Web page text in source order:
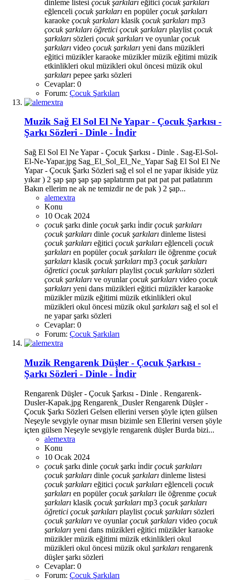
dinleme listesi çocuk şarkıları eğitici çocuk şarkıları
eğlenceli çocuk şarkıları en popülerçocuk şarkıları
karaoke çocuk şarkıları klasik çocuk şarkıları mp3
çocuk şarkıları öğretici çocuk şarkıları playlist çocuk
şarkıları sözleri çocuk şarkıları ve oyunlarçocuk
şarkıları video çocuk şarkıları yeni dans müzikleri
eğitici müziklerkaraoke müziklermüzik eğitimi müzik
etkinlikleri okul müzikleri okul öncesi müzik okul
şarkıları pepee şarkı sözleri
Cevaplar: 0
Forum: Çocuk Şarkıları
Muzik Sağ El Sol El Ne Yapar - Çocuk Şarkısı -
Şarkı Sözleri - Dinle - İndir
Sağ El Sol El Ne Yapar - Çocuk Şarkısı - Dinle . Sag-El-Sol-
El-Ne-Yapar.jpg Sag_El_Sol_El_Ne_Yapar Sağ El Sol El Ne
Yapar - Çocuk Şarkı Sözleri sağ el sol el ne yapar ikiside yüz
yıkar ) 2 şap şap şap şap şaplatırım pat pat pat pat patlatırım
Bakın ellerim ne ak ne temizdir ne de pak ) 2 şap...
alemextra
Konu
10 Ocak 2024
çocukşarkı dinle çocukşarkı i̇ndirçocuk şarkıları
çocuk şarkıları dinle çocuk şarkıları dinleme listesi
çocuk şarkıları eğitici çocuk şarkıları eğlenceli çocuk
şarkıları en popülerçocuk şarkıları ile öğrenme çocuk
şarkıları klasik çocuk şarkıları mp3 çocuk şarkıları
öğretici çocuk şarkıları playlist çocuk şarkıları sözleri
çocuk şarkıları ve oyunlarçocuk şarkıları video çocuk
şarkıları yeni dans müzikleri eğitici müziklerkaraoke
müziklermüzik eğitimi müzik etkinlikleri okul
müzikleri okul öncesi müzik okul şarkıları sağ el sol el
ne yaparşarkı sözleri
Cevaplar: 0
Forum: Çocuk Şarkıları
Muzik Rengarenk Düşler - Çocuk Şarkısı -
Şarkı Sözleri - Dinle - İndir
Rengarenk Düşler - Çocuk Şarkısı - Dinle . Rengarenk-
Dusler-Kapak.jpg Rengarenk_Dusler Rengarenk Düşler -
Çocuk Şarkı Sözleri Gelsen ellerini versen şöyle içten gülsen
Neşeyle sevgiyle oynar mısın bizimle sen Ellerini versen şöyle
içten gülsen Neşeyle sevgiyle rengarenk düşler Burda bizi...
alemextra
Konu
10 Ocak 2024
çocukşarkı dinle çocukşarkı i̇ndirçocuk şarkıları
çocuk şarkıları dinle çocuk şarkıları dinleme listesi
çocuk şarkıları eğitici çocuk şarkıları eğlenceli çocuk
şarkıları en popülerçocuk şarkıları ile öğrenme çocuk
şarkıları klasik çocuk şarkıları mp3 çocuk şarkıları
öğretici çocuk şarkıları playlist çocuk şarkıları sözleri
çocuk şarkıları ve oyunlarçocuk şarkıları video çocuk
şarkıları yeni dans müzikleri eğitici müziklerkaraoke
müziklermüzik eğitimi müzik etkinlikleri okul
müzikleri okul öncesi müzik okul şarkıları rengarenk
düşlerşarkı sözleri
Cevaplar: 0
Forum: Çocuk Şarkıları